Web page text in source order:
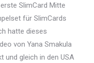
SlimCard Mitte
für SlimCards
hatte dieses
von Yana Smakula
und gleich in den USA